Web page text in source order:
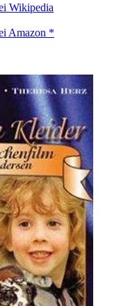
Wikipedia
Amazon *